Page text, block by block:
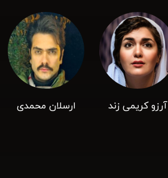
آرزو کریمی زند ارسلان محمدی